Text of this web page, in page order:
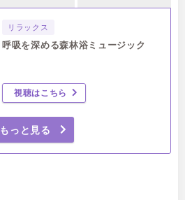
リラックス
呼吸を深める森林浴ミュージック
視聴はこちら
もっと見る